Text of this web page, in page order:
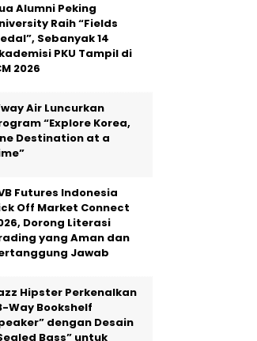
Alumni Peking
Raih “Fields
Sebanyak 14
PKU Tampil di
2026
Air Luncurkan
“Explore Korea,
Destination at a
Futures Indonesia
Off Market Connect
Dorong Literasi
yang Aman dan
Jawab
Hipster Perkenalkan
Way Bookshelf
dengan Desain
Bass” untuk